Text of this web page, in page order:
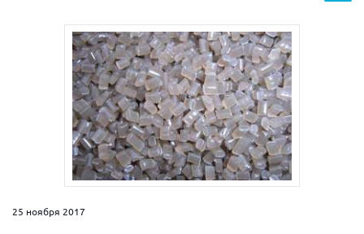
25 ноября 2017